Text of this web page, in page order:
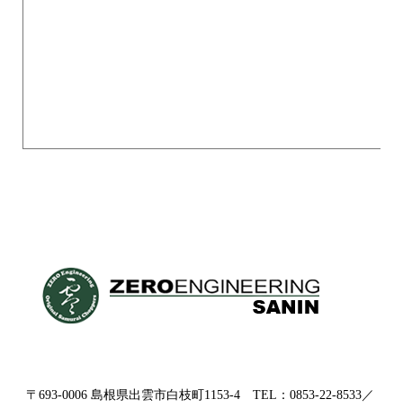
〒693-0006 島根県出雲市白枝町1153-4 TEL：0853-22-8533／